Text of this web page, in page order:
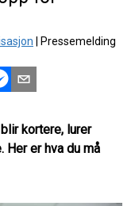
Pressemelding
kortere, lurer
Her er hva du må